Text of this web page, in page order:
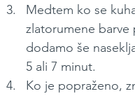
Medtem ko se
zlatorumene
dodamo še
5 ali 7 minut.
Ko je popraženo,